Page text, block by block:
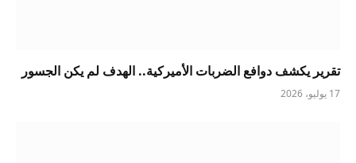
تقرير يكشف دوافع الضربات الأميركية.. الهدف لم يكن الجسور
17 يوليو، 2026